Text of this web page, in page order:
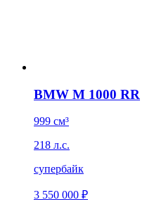
BMW M 1000 RR
999 см³
218 л.с.
супербайк
3 550 000 ₽